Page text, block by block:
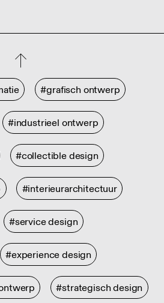
#grafisch ontwerp
#industrieel ontwerp
#collectible design
#interieurarchitectuur
#service design
#experience design
#strategisch design